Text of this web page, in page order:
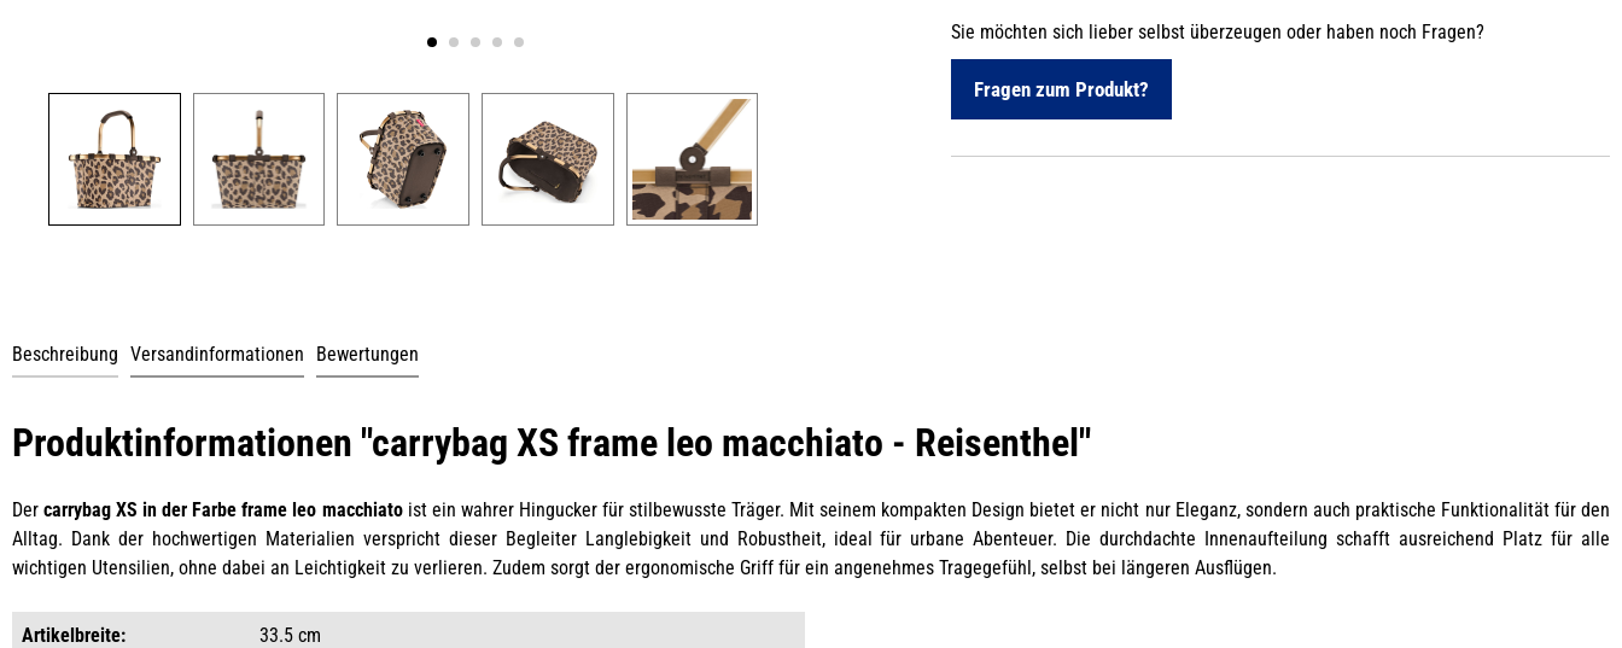
Sie möchten sich lieber selbst überzeugen oder haben noch Fragen?
Fragen zum Produkt?
Beschreibung Versandinformationen Bewertungen
Produktinformationen "carrybag XS frame leo macchiato - Reisenthel"
Dercarrybag XS in der Farbe frame leo macchiatoist ein wahrer Hingucker für stilbewusste Träger. Mit seinem kompakten Design bietet er nicht nur Eleganz, sondern auch praktische Funktionalität für den
Alltag. Dank der hochwertigen Materialien verspricht dieser Begleiter Langlebigkeit und Robustheit, ideal für urbane Abenteuer. Die durchdachte Innenaufteilung schafft ausreichend Platz für alle
wichtigen Utensilien, ohne dabei an Leichtigkeit zu verlieren. Zudem sorgt der ergonomische Griff für ein angenehmes Tragegefühl, selbst bei längeren Ausflügen.
Artikelbreite: 33.5 cm